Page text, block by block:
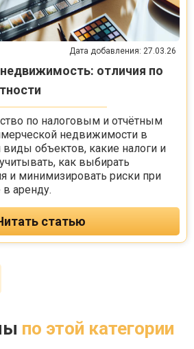
Дата добавления: 27.03.26
отличия по
по налоговым и отчётным
недвижимости в
виды объектов, какие налоги и
как выбирать
и минимизировать риски при
в аренду.
статью
по этой категории